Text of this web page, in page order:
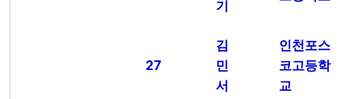
기
27
김
민
서
인천포스
코고등학
교